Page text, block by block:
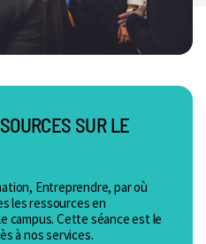
SUR LE
Entreprendre, par où
les ressources en
Cette séance est le
à nos services.